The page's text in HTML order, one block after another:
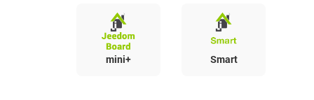
mini+ Smart